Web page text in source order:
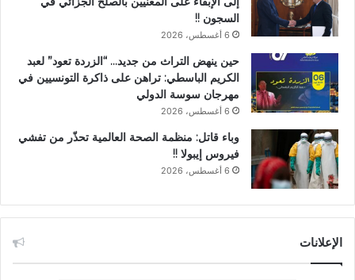
السجون !!
6 أغسطس، 2026
حين ينهض التراث من جديد… “الزردة تعود” لعبد
الكريم الباسطي: تراهن على ذاكرة التونسيين في
مهرجان سوسة الدولي
6 أغسطس، 2026
وباء قاتل: منظمة الصحة العالمية تحذّر من تفشي
فيروس إيبولا !!
6 أغسطس، 2026
الإعلانات